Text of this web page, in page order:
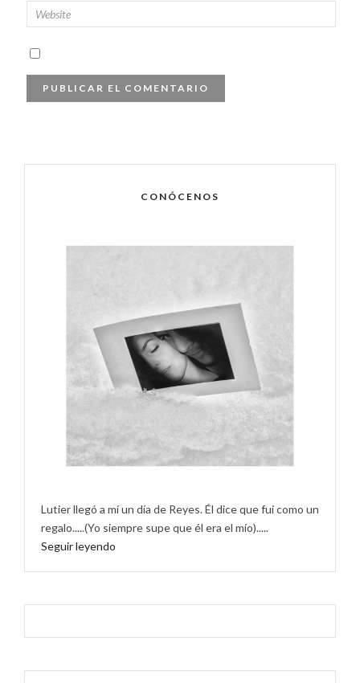
CONÓCENOS
Lutier llegó a mí un día de Reyes. Él dice que fui como un
regalo.....(Yo siempre supe que él era el mío).....
Seguir leyendo